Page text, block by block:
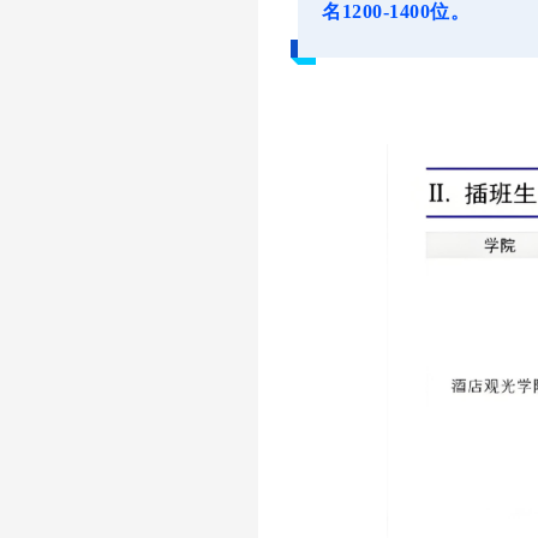
名1200-1400位。